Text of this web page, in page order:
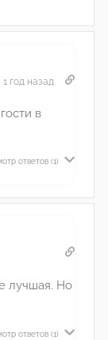
1 год назад
в
ответов (1)
лучшая. Но
ответов (1)